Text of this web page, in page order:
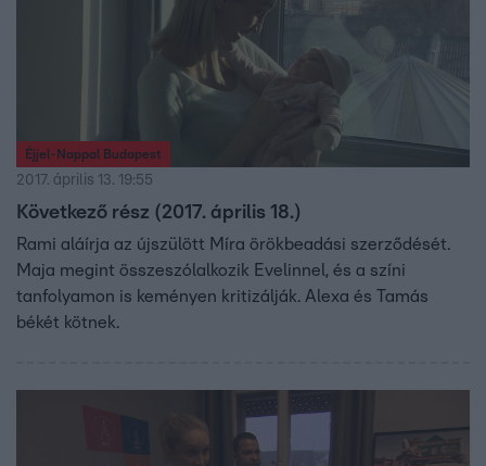
Éjjel-Nappal Budapest
2017. április 13. 19:55
Következő rész (2017. április 18.)
Rami aláírja az újszülött Míra örökbeadási szerződését.
Maja megint összeszólalkozik Evelinnel, és a színi
tanfolyamon is keményen kritizálják. Alexa és Tamás
békét kötnek.